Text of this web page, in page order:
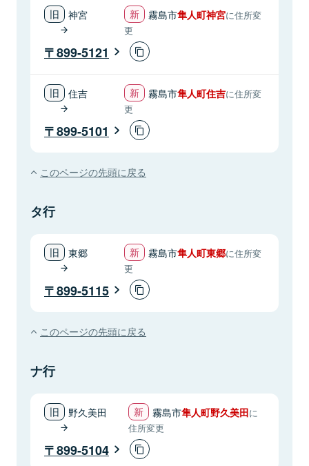
神宮 霧島市隼人町神宮に住所変
更
899-5121
住吉 霧島市隼人町住吉に住所変
更
899-5101
このページの先頭に戻る
タ行
東郷 霧島市隼人町東郷に住所変
更
899-5115
このページの先頭に戻る
ナ行
野久美田 霧島市隼人町野久美田に
住所変更
899-5104